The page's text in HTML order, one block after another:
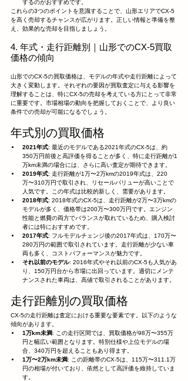
するのがおすすめです。
これらの3つのポイントを意識することで、山形エリアでCX-5
を高く売却するチャンスが広がります。正しい情報と準備を整
え、効果的な売却を目指しましょう。
4. 年式・走行距離別｜山形でのCX-5買取
価格の傾向
山形でのCX-5の買取価格は、モデルの年式や走行距離によって
大きく変動します。それぞれの要因が買取査定に与える影響を
理解することは、特にCX-5の売却を考えている方にとって非常
に重要です。市場相場の動向を把握しておくことで、より良い
条件での売却が可能になるでしょう。
年式別の買取価格
2021年式: 最近のモデルである2021年式のCX-5は、約
350万円前後と高評価を得ることが多く、特に走行距離が1
万km未満の場合には、さらに高い査定が期待できます。
2019年式: 走行距離が1万〜2万kmの2019年式は、220
万〜310万円で取引され、リセールバリューが高いことで
人気です。この年式は比較的新しく、需要があります。
2018年式: 2018年式のCX-5は、走行距離が2万〜3万kmの
モデルが多く、価格帯は200万〜300万円です。エンジン
性能と燃費の両方でバランスが取れているため、購入検討
者には特におすすめです。
2017年式: フルモデルチェンジ後の2017年式は、170万〜
280万円の範囲で取引されています。走行距離が少ない車
両も多く、コストパフォーマンスが魅力です。
それ以前のモデル: 2016年式やそれ以前のCX-5も人気があ
り、150万円台から市場に出回っています。適切にメンテ
ナンスされた車両は、高値で取引されることがあります。
走行距離別の買取価格
CX-5の走行距離は査定における重要な要素です。以下のような
傾向があります。
1万km未満: この走行区間では、買取価格が98万〜355万
円と幅広い範囲となります。特別仕様や上位モデルの場
合、340万円を超えることもあり得ます。
1万〜2万km未満: この距離帯のCX-5は、115万〜311.1万
円の相場が付いており、依然として高評価を維持していま
す。